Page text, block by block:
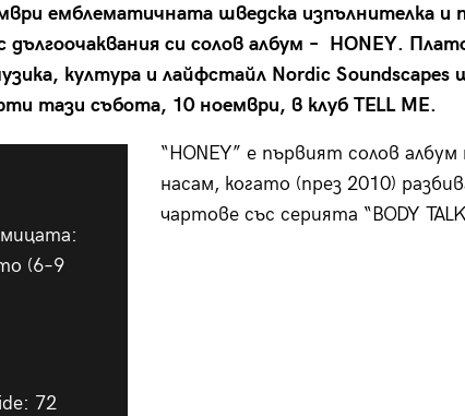
емблематичната шведска изпълнителка и
дългоочаквания си солов албум – HONEY.
култура и лайфстайл Nordic Soundscapes
тази събота, 10 ноември, в клуб TELL ME.
(6–9
72
“HONEY” е първият солов албум
насам, когато (през 2010)
чартове със серията “BODY